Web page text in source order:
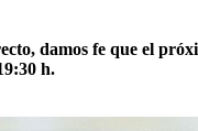
damos fe que el
h.